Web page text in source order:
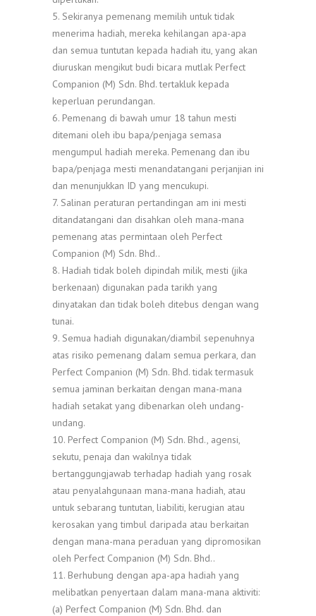
5. Sekiranya pemenang memilih untuk tidak
menerima hadiah, mereka kehilangan apa-apa
dan semua tuntutan kepada hadiah itu, yang akan
diuruskan mengikut budi bicara mutlak Perfect
Companion (M) Sdn. Bhd. tertakluk kepada
keperluan perundangan.
6. Pemenang di bawah umur 18 tahun mesti
ditemani oleh ibu bapa/penjaga semasa
mengumpul hadiah mereka. Pemenang dan ibu
bapa/penjaga mesti menandatangani perjanjian ini
dan menunjukkan ID yang mencukupi.
7. Salinan peraturan pertandingan am ini mesti
ditandatangani dan disahkan oleh mana-mana
pemenang atas permintaan oleh Perfect
Companion (M) Sdn. Bhd..
8. Hadiah tidak boleh dipindah milik, mesti (jika
berkenaan) digunakan pada tarikh yang
dinyatakan dan tidak boleh ditebus dengan wang
tunai.
9. Semua hadiah digunakan/diambil sepenuhnya
atas risiko pemenang dalam semua perkara, dan
Perfect Companion (M) Sdn. Bhd. tidak termasuk
semua jaminan berkaitan dengan mana-mana
hadiah setakat yang dibenarkan oleh undang-
undang.
10. Perfect Companion (M) Sdn. Bhd., agensi,
sekutu, penaja dan wakilnya tidak
bertanggungjawab terhadap hadiah yang rosak
atau penyalahgunaan mana-mana hadiah, atau
untuk sebarang tuntutan, liabiliti, kerugian atau
kerosakan yang timbul daripada atau berkaitan
dengan mana-mana peraduan yang dipromosikan
oleh Perfect Companion (M) Sdn. Bhd..
11. Berhubung dengan apa-apa hadiah yang
melibatkan penyertaan dalam mana-mana aktiviti:
(a) Perfect Companion (M) Sdn. Bhd. dan